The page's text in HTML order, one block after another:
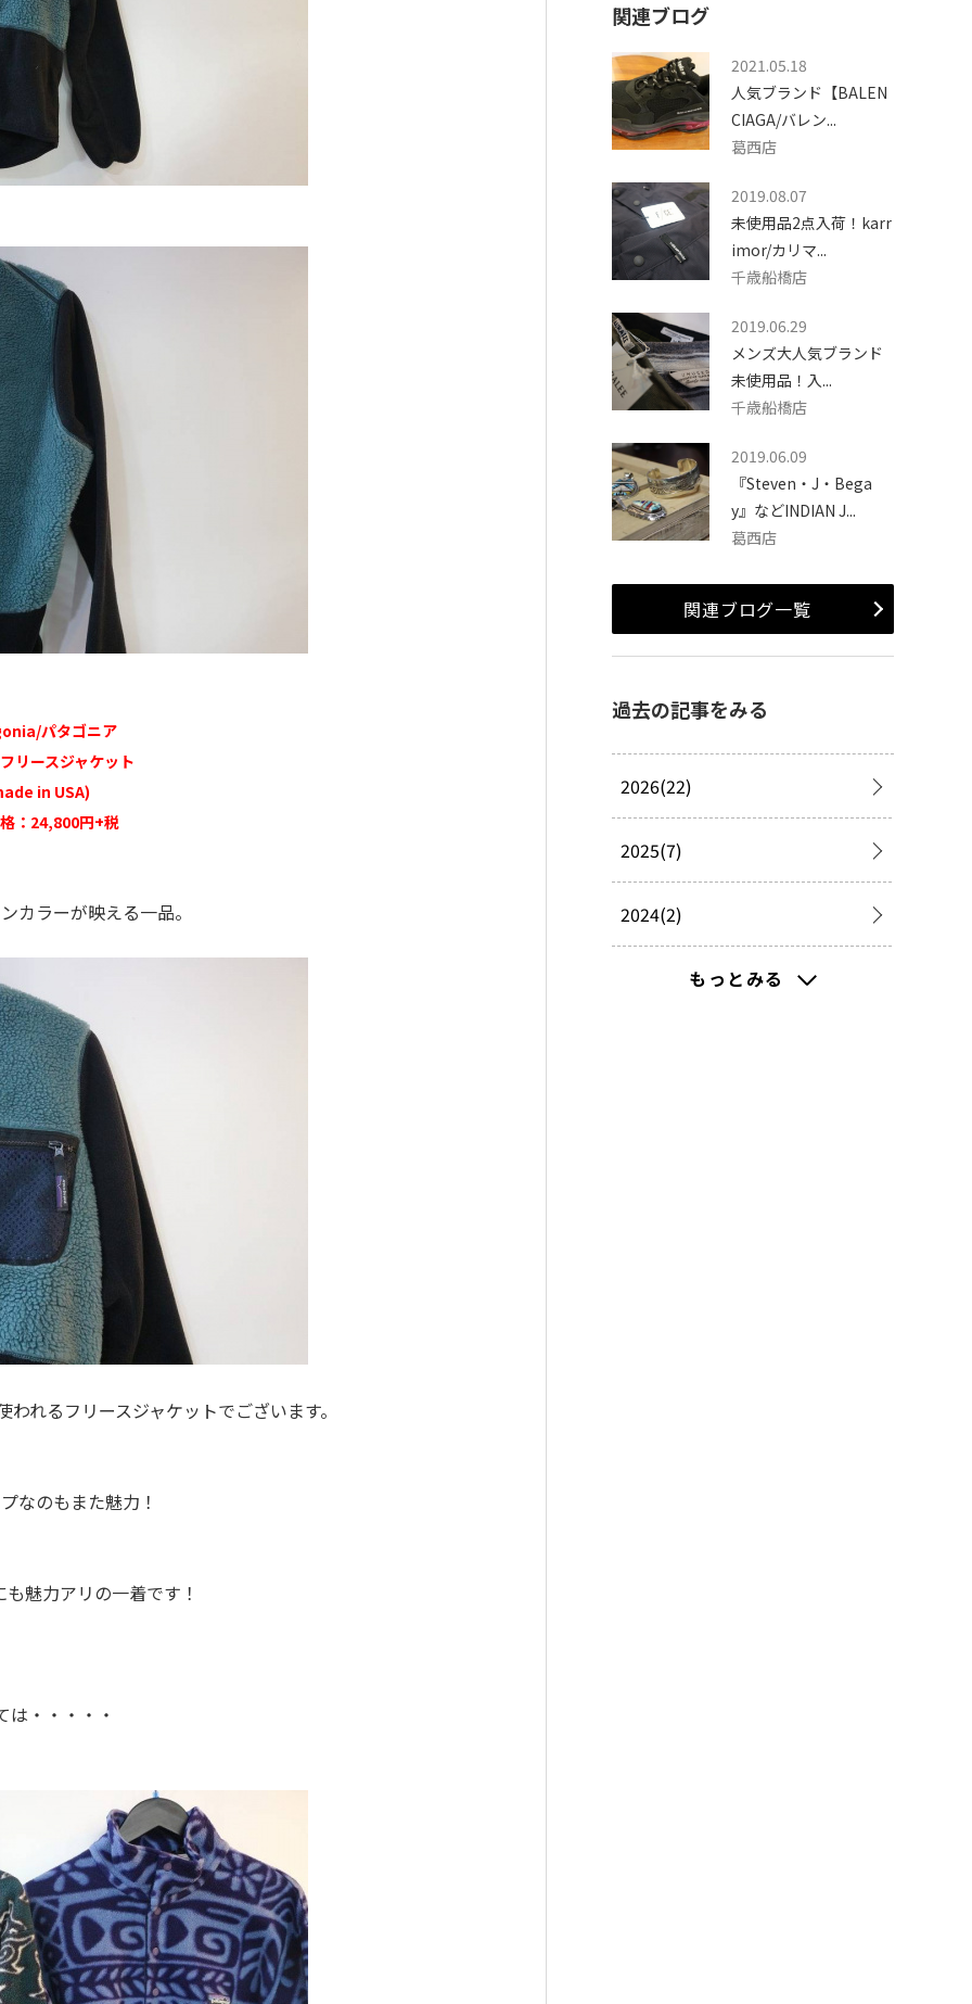
パタゴニア
リースジャケット
in USA)
：24,800円+税
カラーが映える一品。
れるフリースジャケットでございます。
なのもまた魅力！
魅力アリの一着です！
は・・・・・
関連ブログ
2021.05.18
人気ブランド【BALEN
CIAGA/バレン...
葛西店
2019.08.07
未使用品2点入荷！karr
imor/カリマ...
千歳船橋店
2019.06.29
メンズ大人気ブランド
未使用品！入...
千歳船橋店
2019.06.09
『Steven・J・Bega
y』などINDIAN J...
葛西店
関連ブログ一覧
過去の記事をみる
2026(22)
2025(7)
2024(2)
もっとみる